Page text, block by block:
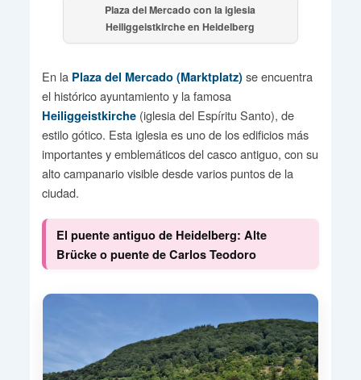
Plaza del Mercado con la iglesia
Heiliggeistkirche en Heidelberg
En la Plaza del Mercado (Marktplatz)se encuentra
el histórico ayuntamiento y la famosa
Heiliggeistkirche(iglesia del Espíritu Santo), de
estilo gótico. Esta iglesia es uno de los edificios más
importantes y emblemáticos del casco antiguo, con su
alto campanario visible desde varios puntos de la
ciudad.
El puente antiguo de Heidelberg: Alte
Brücke o puente de Carlos Teodoro